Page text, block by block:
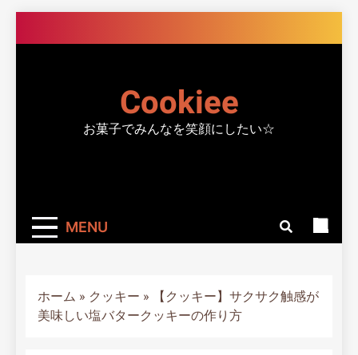
to
Cookiee
お菓子でみんなを笑顔にしたい☆
MENU
ホーム » クッキー »
【クッキー】サクサク触感が
美味しい塩バタークッキーの作り方